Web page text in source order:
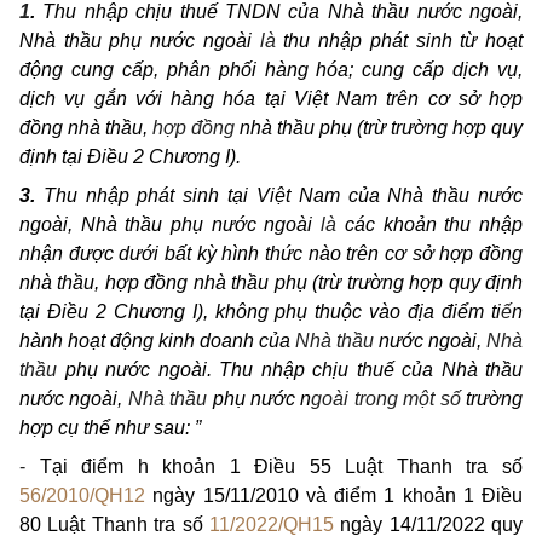
1. Thu nhập chịu thuế TNDN của Nhà thầu nước ngoài,
Nhà thầu phụ nước ngoài là thu nhập phát sinh từ hoạt
động cung cấp, phân phối hàng hóa; cung cấp dịch vụ,
dịch vụ gắn với hàng hóa tại Việt Nam trên cơ sở hợp
đồng nhà thầu, hợp đồng nhà thầu phụ (trừ trường hợp quy
định tại Điều 2 Chương I).
3. Thu nhập phát sinh tại Việt Nam của Nhà thầu nước
ngoài, Nhà thầu phụ nước ngoàilà các khoản thu nhập
nhận được dưới bất kỳ hình thức nào trên cơ sở hợp đồng
nhà thầu, hợp đồng nhà thầu phụ (trừ trường hợp quy định
tại Điều 2 Chương I), không phụ thuộc vào địa điểm tiến
hành hoạt động kinh doanh của Nhà thầu nước ngoài, Nhà
thầu phụ nước ngoài. Thu nhập chịu thuế của Nhà thầu
nước ngoài, Nhà thầu phụ nước ngoài trong một sốtrường
hợp cụ thể như sau: ”
- Tại điểm h khoản 1 Điều 55 Luật Thanh tra số
56/2010/QH12 ngày 15/11/2010 và điểm 1 khoản 1 Điều
80 Luật Thanh tra số 11/2022/QH15ngày 14/11/2022 quy